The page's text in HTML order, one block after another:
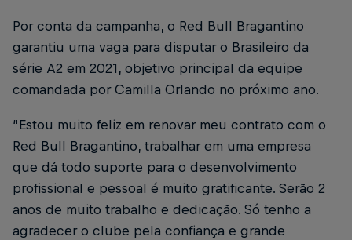
Por conta da campanha, o Red Bull Bragantino
garantiu uma vaga para disputar o Brasileiro da
série A2 em 2021, objetivo principal da equipe
comandada por Camilla Orlando no próximo ano.
“Estou muito feliz em renovar meu contrato com o
Red Bull Bragantino, trabalhar em uma empresa
que dá todo suporte para o desenvolvimento
profissional e pessoal é muito gratificante. Serão 2
anos de muito trabalho e dedicação. Só tenho a
agradecer o clube pela confiança e grande